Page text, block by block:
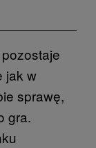
jak w
sprawę,
gra.